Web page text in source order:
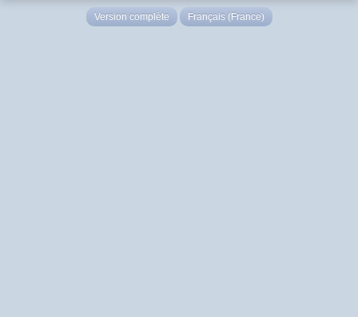
Version complète Français (France)